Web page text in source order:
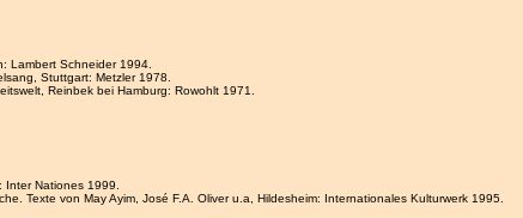
Lambert Schneider 1994.
Stuttgart: Metzler 1978.
Reinbek bei Hamburg: Rowohlt 1971.
Inter Nationes 1999.
Texte von May Ayim, José F.A. Oliver u.a, Hildesheim: Internationales Kulturwerk 1995.